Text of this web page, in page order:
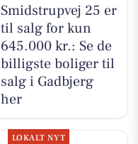
Smidstrupvej 25 er
til salg for kun
645.000 kr.: Se de
billigste boliger til
salg i Gadbjerg
her
LOKALT NYT